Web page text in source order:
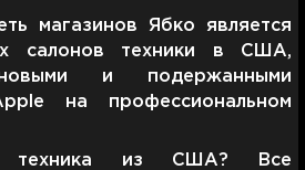
магазинов Ябко является
салонов техники в США,
и подержанными
на профессиональном
техника из США? Все